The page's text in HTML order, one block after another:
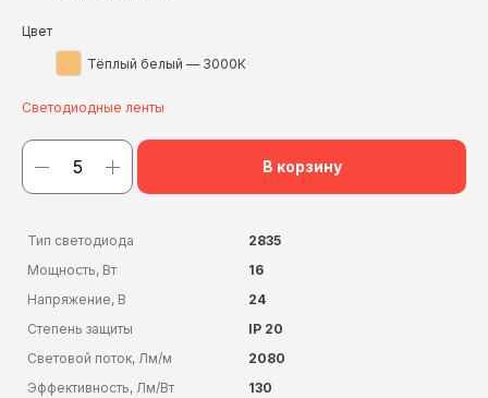
Цвет
Тёплый белый — 3000К
Светодиодные ленты
В корзину
Тип светодиода
2835
Мощность, Вт
16
Напряжение, В
24
Степень защиты
IP 20
Световой поток, Лм/м
2080
Эффективность, Лм/Вт
130